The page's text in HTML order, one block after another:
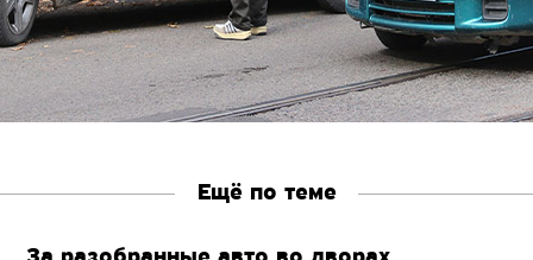
Ещё по теме